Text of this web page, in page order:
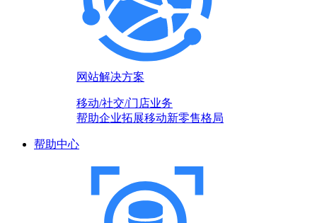
网站解决方案
移动/社交/门店业务
帮助企业拓展移动新零售格局
帮助中心